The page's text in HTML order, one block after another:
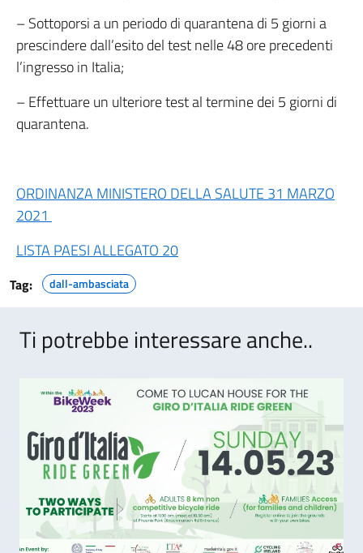
– Sottoporsi a un periodo di quarantena di 5 giorni a
prescindere dall’esito del test nelle 48 ore precedenti
l’ingresso in Italia;
– Effettuare un ulteriore test al termine dei 5 giorni di
quarantena.
ORDINANZA MINISTERO DELLA SALUTE 31 MARZO
2021
LISTA PAESI ALLEGATO 20
Tag: dall-ambasciata
Ti potrebbe interessare anche..